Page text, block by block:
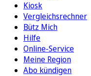
Kiosk
Vergleichsrechner
Bütz Mich
Hilfe
Online-Service
Meine Region
Abo kündigen